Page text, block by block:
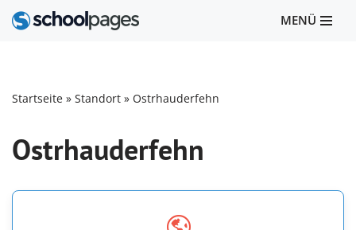
MENÜ
Startseite » Standort » Ostrhauderfehn
Ostrhauderfehn